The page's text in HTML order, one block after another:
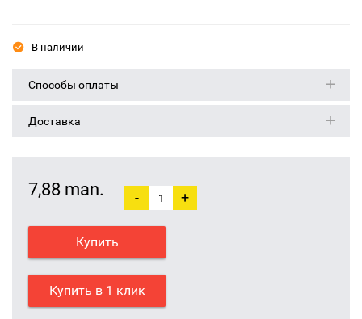
В наличии
Способы оплаты
Доставка
7,88 man. - +
Купить
Купить в 1 клик